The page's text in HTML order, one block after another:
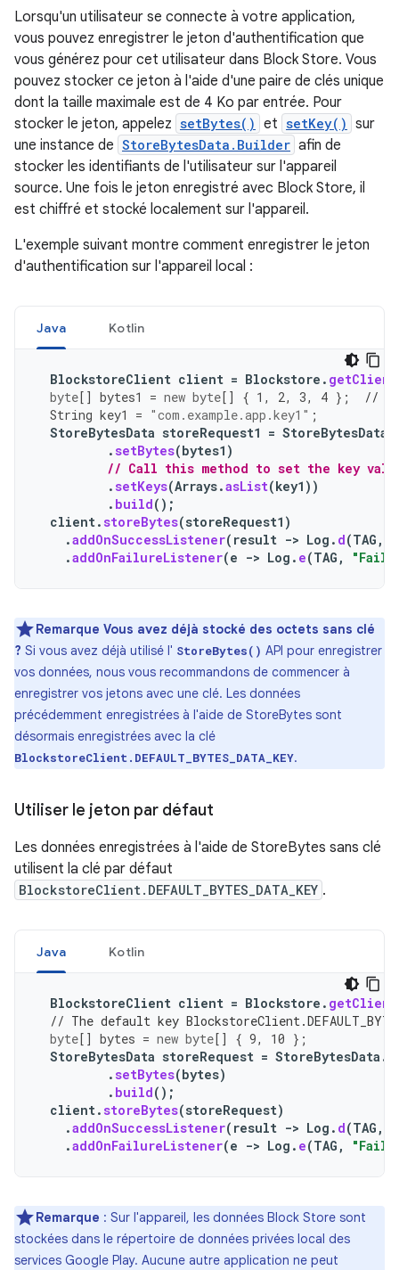
Lorsqu'un utilisateur se connecte à votre application,
vous pouvez enregistrer le jeton d'authentification que
vous générez pour cet utilisateur dans Block Store. Vous
pouvez stocker ce jeton à l'aide d'une paire de clés unique
dont la taille maximale est de 4 Ko par entrée. Pour
stocker le jeton, appelez setBytes() et setKey() sur
une instance de StoreBytesData.Builder afin de
stocker les identifiants de l'utilisateur sur l'appareil
source. Une fois le jeton enregistré avec Block Store, il
est chiffré et stocké localement sur l'appareil.
L'exemple suivant montre comment enregistrer le jeton
d'authentification sur l'appareil local :
Java Kotlin
BlockstoreClient client = Blockstore . getClient
byte[] bytes1 = new byte[] { 1 , 2, 3, 4 };
//
String key1 = "com.example.app.key1" ;
StoreBytesData storeRequest1 = StoreBytesData
.setBytes(bytes1 )
// Call this method to set the key
.setKeys(Arrays.asList(key1 ))
. build();
client.storeBytes(storeRequest1 )
.addOnSuccessListener( result -> Log . d(TAG ,
.addOnFailureListener(e -> Log . e(TAG ,
Remarque Vous avez déjà stocké des octets sans clé
? Si vous avez déjà utilisé l' StoreBytes() API pour enregistrer
vos données, nous vous recommandons de commencer à
enregistrer vos jetons avec une clé. Les données
précédemment enregistrées à l'aide de StoreBytes sont
désormais enregistrées avec la clé
BlockstoreClient.DEFAULT_BYTES_DATA_KEY.
Utiliser le jeton par défaut
Les données enregistrées à l'aide de StoreBytes sans clé
utilisent la clé par défaut
BlockstoreClient.DEFAULT_BYTES_DATA_KEY .
Java Kotlin
BlockstoreClient client = Blockstore . getClient
// The default key
byte[] bytes = new byte[] { 9, 10 };
StoreBytesData storeRequest = StoreBytesData .
.setBytes(bytes)
. build();
client.storeBytes(storeRequest)
.addOnSuccessListener( result -> Log . d(TAG ,
.addOnFailureListener(e -> Log . e(TAG ,
Remarque : Sur l'appareil, les données Block Store sont
stockées dans le répertoire de données privées local des
services Google Play. Aucune autre application ne peut